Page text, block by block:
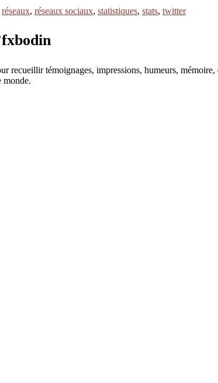
réseaux, réseaux sociaux, statistiques, stats, twitter
recueillir témoignages, impressions, humeurs,
monde.